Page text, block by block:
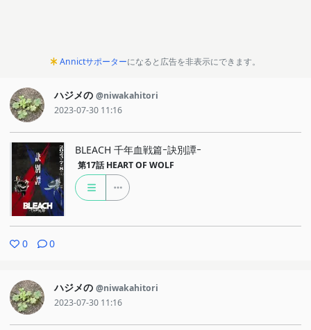
Annictサポーターになると広告を非表示にできます。
ハジメの @niwakahitori
2023-07-30 11:16
BLEACH 千年血戦篇ｰ訣別譚ｰ
第17話 HEART OF WOLF
0 0
ハジメの @niwakahitori
2023-07-30 11:16